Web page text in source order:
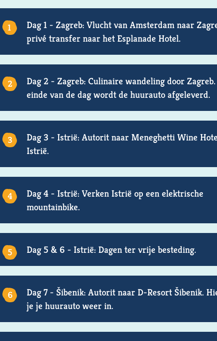
Dag 1 - Zagreb: Vlucht van Amsterdam naar
privé transfer naar het Esplanade Hotel.
Dag 2 - Zagreb: Culinaire wandeling door
einde van de dag wordt de huurauto afgeleverd.
Dag 3 - Istrië: Autorit naar Meneghetti Wine
Istrië.
Dag 4 - Istrië: Verken Istrië op een elektrische
mountainbike.
Dag 5 & 6 - Istrië: Dagen ter vrije besteding.
Dag 7 - Šibenik: Autorit naar D-Resort Šibenik.
je je huurauto weer in.